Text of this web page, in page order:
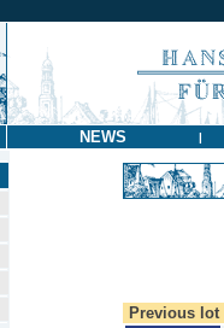
NEWS |
Previous lot